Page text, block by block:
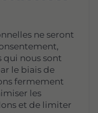
ne seront
qui nous sont
le biais de
fermement
les
et de limiter